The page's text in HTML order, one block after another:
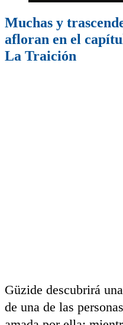
Muchas y
afloran en el
La Traición
Güzide descubrirá
de una de las